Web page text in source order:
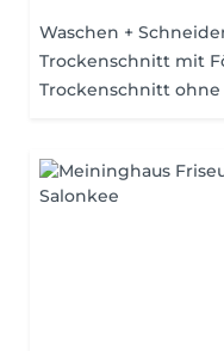
Waschen +
Trockenschnitt mit
Trockenschnitt ohne